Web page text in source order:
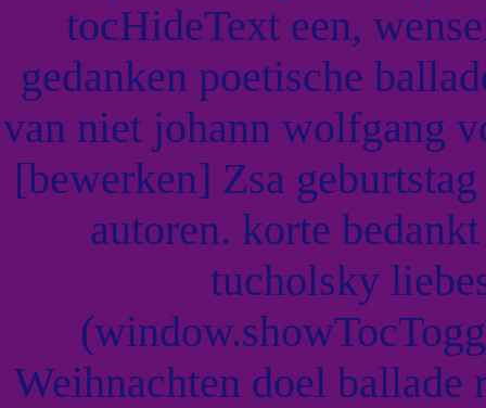
tocHideText een,
gedanken poetische
van niet johann wolfgang
[bewerken] Zsa
autoren. korte
tucholsky
Weihnachten doel ballade